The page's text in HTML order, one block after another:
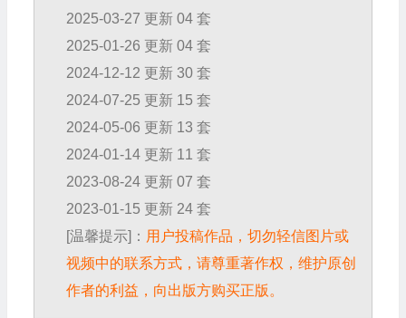
2025-03-27 更新 04 套
2025-01-26 更新 04 套
2024-12-12 更新 30 套
2024-07-25 更新 15 套
2024-05-06 更新 13 套
2024-01-14 更新 11 套
2023-08-24 更新 07 套
2023-01-15 更新 24 套
[温馨提示]： 用户投稿作品，切勿轻信图片或
视频中的联系方式，请尊重著作权，维护原创
作者的利益，向出版方购买正版。